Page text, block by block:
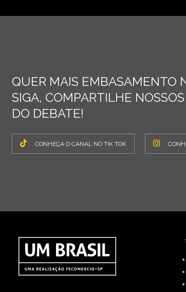
QUER MAIS EMBASAMENTO
SIGA, COMPARTILHE
DO DEBATE!
CONHEÇA O CANAL NO TIK TOK